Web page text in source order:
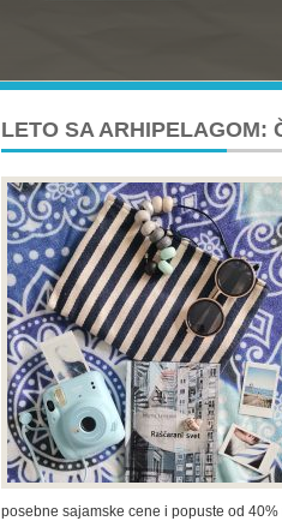
LETO SA ARHIPELAGOM:
posebne sajamske cene i popuste od